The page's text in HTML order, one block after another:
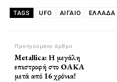
TAGS UFO ΑΙΓΑΙΟ ΕΛΛΑΔΑ
Προηγούμενο άρθρο
Metallica: Η μεγάλη
επιστροφή στο ΟΑΚΑ
μετά από 16 χρόνια!